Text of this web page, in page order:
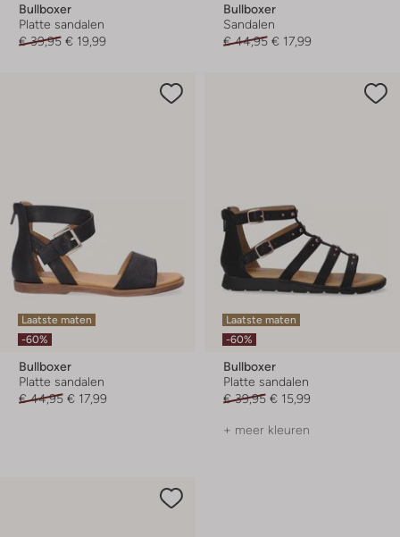
Bullboxer
Platte sandalen
€ 39,95 € 19,99
Bullboxer
Sandalen
€ 44,95 € 17,99
Laatste maten
-60%
Bullboxer
Platte sandalen
€ 44,95 € 17,99
Laatste maten
-60%
Bullboxer
Platte sandalen
€ 39,95 € 15,99
+ meer kleuren